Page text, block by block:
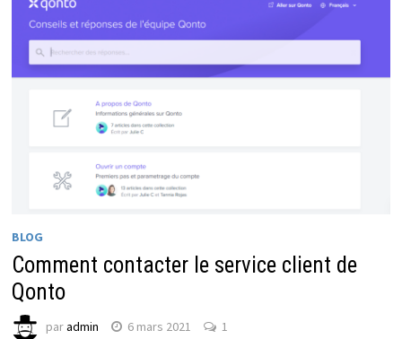
BLOG
Comment contacter le service client de
Qonto
paradmin 6 mars 2021 1